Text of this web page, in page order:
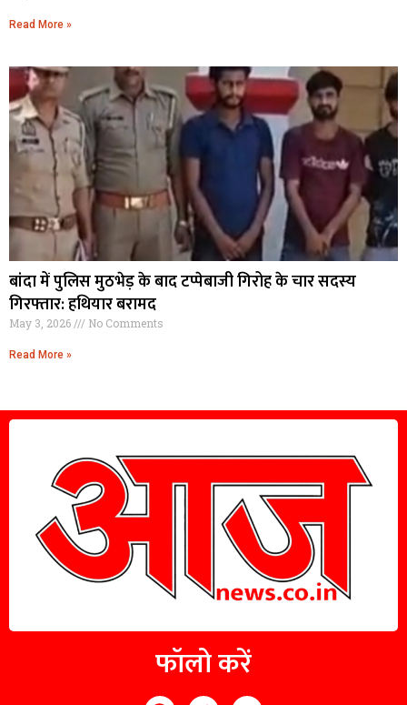
Read More »
बांदा में पुलिस मुठभेड़ के बाद टप्पेबाजी गिरोह के चार सदस्य
गिरफ्तार: हथियार बरामद
May 3, 2026 No Comments
Read More »
फॉलो करें